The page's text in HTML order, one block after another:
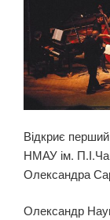
Відкриє
НМАУ ім.
Олександра
Олександр